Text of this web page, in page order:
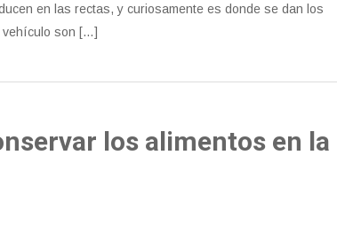
en las rectas, y curiosamente es donde se dan los
vehículo son […]
los alimentos en la